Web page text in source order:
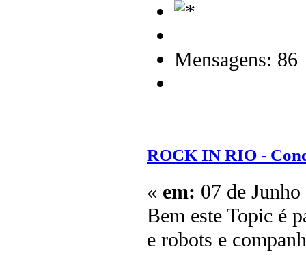
Mensagens: 86
ROCK IN RIO -
« em: 07 de
Bem este Topic é
e robots e